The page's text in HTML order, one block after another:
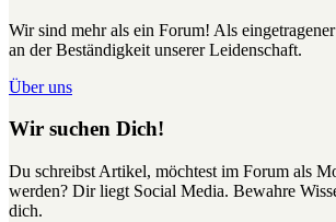
Wir sind mehr als ein Forum! Als
an der Beständigkeit unserer Leidenschaft.
Über uns
Wir suchen Dich!
Du schreibst Artikel, möchtest im Forum als
werden? Dir liegt Social Media. Bewahre
dich.